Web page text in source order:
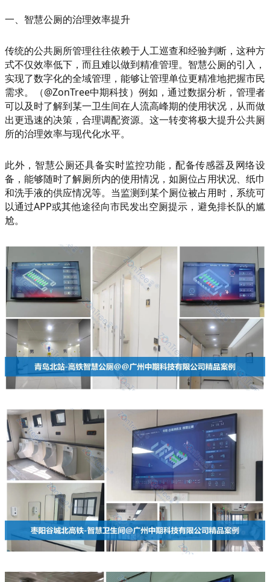
一、智慧公厕的治理效率提升
传统的公共厕所管理往往依赖于人工巡查和经验判断，这种方
式不仅效率低下，而且难以做到精准管理。智慧公厕的引入，
实现了数字化的全域管理，能够让管理单位更精准地把握市民
需求。（@ZonTree中期科技）例如，通过数据分析，管理者
可以及时了解到某一卫生间在人流高峰期的使用状况，从而做
出更迅速的决策，合理调配资源。这一转变将极大提升公共厕
所的治理效率与现代化水平。
此外，智慧公厕还具备实时监控功能，配备传感器及网络设
备，能够随时了解厕所内的使用情况，如厕位占用状况、纸巾
和洗手液的供应情况等。当监测到某个厕位被占用时，系统可
以通过APP或其他途径向市民发出空厕提示，避免排长队的尴
尬。